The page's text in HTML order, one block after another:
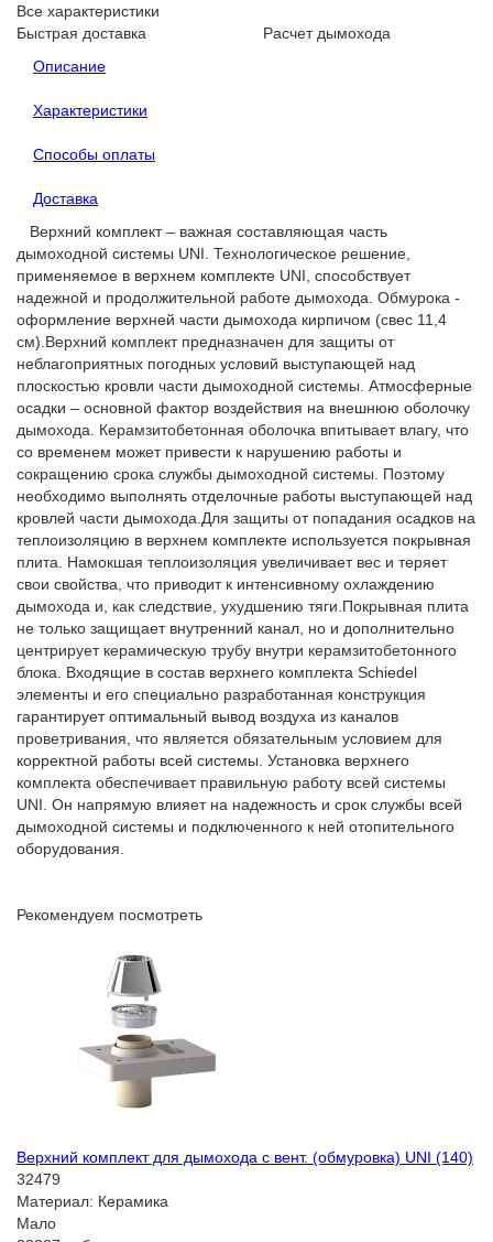
Все характеристики
Быстрая доставка
Расчет дымохода
Описание
Характеристики
Способы оплаты
Доставка
Верхний комплект – важная составляющая часть
дымоходной системы UNI. Технологическое решение,
применяемое в верхнем комплекте UNI, способствует
надежной и продолжительной работе дымохода. Обмурока -
оформление верхней части дымохода кирпичом (свес 11,4
см).Верхний комплект предназначен для защиты от
неблагоприятных погодных условий выступающей над
плоскостью кровли части дымоходной системы. Атмосферные
осадки – основной фактор воздействия на внешнюю оболочку
дымохода. Керамзитобетонная оболочка впитывает влагу, что
со временем может привести к нарушению работы и
сокращению срока службы дымоходной системы. Поэтому
необходимо выполнять отделочные работы выступающей над
кровлей части дымохода.Для защиты от попадания осадков на
теплоизоляцию в верхнем комплекте используется покрывная
плита. Намокшая теплоизоляция увеличивает вес и теряет
свои свойства, что приводит к интенсивному охлаждению
дымохода и, как следствие, ухудшению тяги.Покрывная плита
не только защищает внутренний канал, но и дополнительно
центрирует керамическую трубу внутри керамзитобетонного
блока. Входящие в состав верхнего комплекта Schiedel
элементы и его специально разработанная конструкция
гарантирует оптимальный вывод воздуха из каналов
проветривания, что является обязательным условием для
корректной работы всей системы. Установка верхнего
комплекта обеспечивает правильную работу всей системы
UNI. Он напрямую влияет на надежность и срок службы всей
дымоходной системы и подключенного к ней отопительного
оборудования.
Рекомендуем посмотреть
Верхний комплект для дымохода с вент. (обмуровка) UNI (140)
32479
Материал: Керамика
Мало